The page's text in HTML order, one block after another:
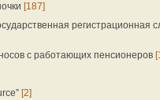
[187]
регистрационная
с работающих пенсионеров
[2]